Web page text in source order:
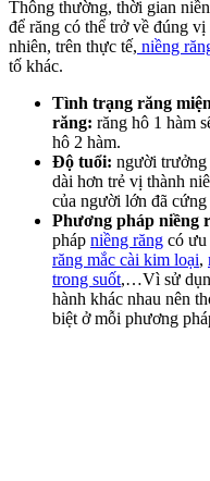
Thông thường, thời gian
để răng có thể trở về đúng
nhiên, trên thực tế, niềng
tố khác.
Tình trạng răng
răng: răng hô 1 hàm
hô 2 hàm.
Độ tuổi: người trưởng
dài hơn trẻ vị thành
của người lớn đã
Phương pháp niềng
pháp niềng răng có ưu
răng mắc cài kim loại,
trong suốt,…Vì sử
hành khác nhau nên
biệt ở mỗi phương